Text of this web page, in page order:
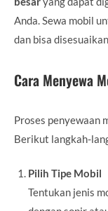
Anda. Sewa mobil
dan bisa
Cara Menyewa
Proses penyewaan
Berikut langkah-
Pilih Tipe Mobil
Tentukan jenis